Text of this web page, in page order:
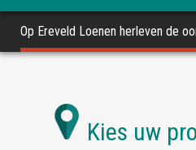
Op Ereveld Loenen herleven de